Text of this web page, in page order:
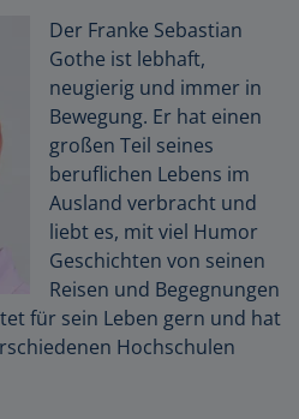
Der Franke Sebastian
Gothe ist lebhaft,
neugierig und immer in
Bewegung. Er hat einen
großen Teil seines
beruflichen Lebens im
Ausland verbracht und
liebt es, mit viel Humor
Geschichten von seinen
Reisen und Begegnungen
für sein Leben gern und hat
Hochschulen